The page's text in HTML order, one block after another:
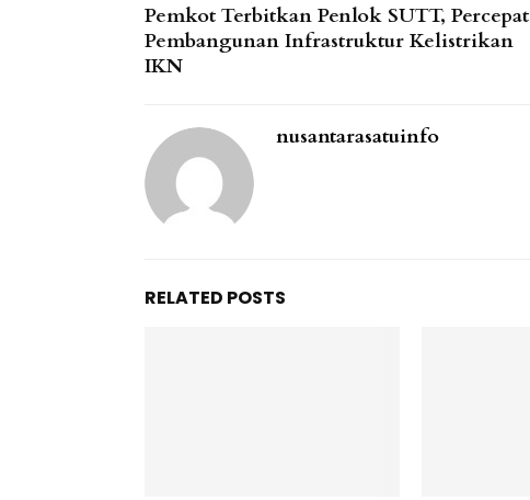
Pemkot Terbitkan Penlok SUTT, Percepat
Pembangunan Infrastruktur Kelistrikan
IKN
nusantarasatuinfo
RELATED POSTS